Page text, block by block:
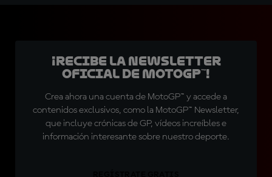
¡Recibe la Newsletter
oficial de MotoGP™!
Crea ahora una cuenta de MotoGP™ y accede a
contenidos exclusivos, como la MotoGP™ Newsletter,
que incluye crónicas de GP, vídeos increíbles e
información interesante sobre nuestro deporte.